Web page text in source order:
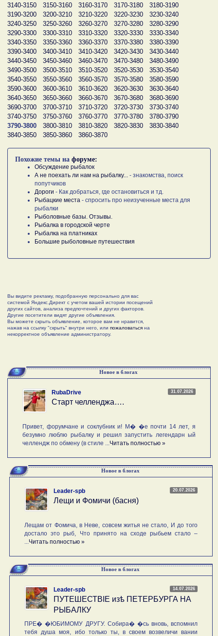
3140-3150
3150-3160 3160-3170 3170-3180
3180-3190
3190-3200
3200-3210 3210-3220 3220-3230
3230-3240
3240-3250
3250-3260 3260-3270 3270-3280
3280-3290
3290-3300
3300-3310 3310-3320 3320-3330
3330-3340
3340-3350
3350-3360 3360-3370 3370-3380
3380-3390
3390-3400
3400-3410 3410-3420 3420-3430
3430-3440
3440-3450
3450-3460 3460-3470 3470-3480
3480-3490
3490-3500
3500-3510 3510-3520 3520-3530
3530-3540
3540-3550
3550-3560 3560-3570 3570-3580
3580-3590
3590-3600
3600-3610 3610-3620 3620-3630
3630-3640
3640-3650
3650-3660 3660-3670 3670-3680
3680-3690
3690-3700
3700-3710 3710-3720 3720-3730
3730-3740
3740-3750
3750-3760 3760-3770 3770-3780
3780-3790
3790-3800
3800-3810 3810-3820 3820-3830
3830-3840
3840-3850
3850-3860 3860-3870
Похожие темы на форуме:
Обсуждение рыбалок
А не поехать ли нам на рыбалку...
- знакомства, поиск
попутчиков
Дороги - Как добраться, где остановиться и тд.
Рыбацкие места - спросить про неизученные места для
рыбалки
Рыболовные базы. Отзывы.
Рыбалка в городской черте
Рыбалка на платниках
Большие рыболовные путешествия
Вы видите рекламу, подобранную персонально для вас
системой Яндекс.Директ с учетом вашей истории посещений
других сайтов, анализа предпочтений и других факторов.
Другие посетители видят другие объявления.
Вы можете скрыть объявление, которое вам не нравится,
нажав на ссылку "скрыть" внутри него, или пожаловаться на
некорректное объявление администратору.
Новое в блогах
31.07.2026
RubaDrive
Старт челленджа….
Привет, форумчане и соклубник и! М� �е почти 14 лет, я
безумно люблю рыбалку и решил запустить легендарн ый
челлендж по обмену (в стиле ... Читать полностью »
Новое в блогах
20.07.2026
Leader-spb
Лещи и Фомичи (басня)
Лещам от Фомича, в Неве, совсем житья не стало, И до того
достало это рыб, Что принято на сходе рыбьем стало –
Читать полностью »
Новое в блогах
14.07.2026
Leader-spb
ПУТЕШЕСТВIE изѣ ПЕТЕРБУРГА НА
РЫБАЛКУ
ПРЕ� �ЮБИМОМУ ДРУГУ. Собира� �сь вновь, вспомнил
тебя душа моя, ибо только ты, в своем возвеличи вании